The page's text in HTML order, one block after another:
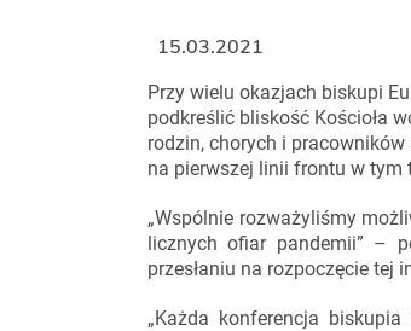
Przy wielu okazjach biskupi
podkreślić bliskość Kościoła
rodzin, chorych i
na pierwszej linii frontu w tym
„Wspólnie rozważyliśmy
licznych ofiar pandemii” –
przesłaniu na rozpoczęcie tej
„Każda konferencja
15.03.2021